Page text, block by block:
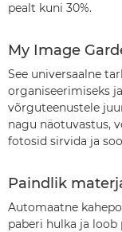
pealt kuni 30%.
My Image
See universaalne
organiseerimiseks
võrguteenustele
nagu näotuvastus,
fotosid sirvida ja
Paindlik
Automaatne
paberi hulka ja loob